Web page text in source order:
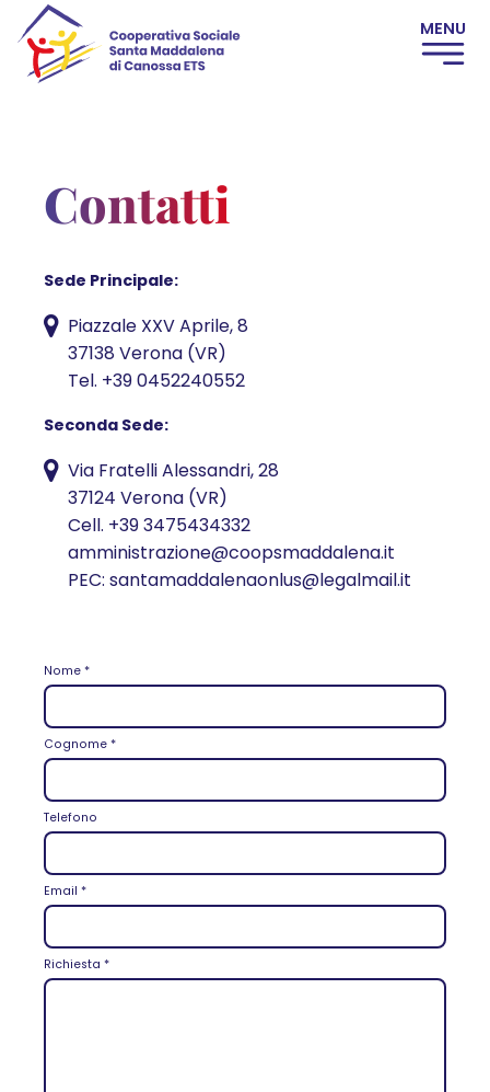
Contatti
Sede Principale:
Piazzale XXV Aprile, 8
37138 Verona (VR)
Tel. +39 0452240552
Seconda Sede:
Via Fratelli Alessandri, 28
37124 Verona (VR)
Cell. +39 3475434332
amministrazione@coopsmaddalena.it
PEC: santamaddalenaonlus@legalmail.it
Nome *
Cognome *
Telefono
Email *
Richiesta *